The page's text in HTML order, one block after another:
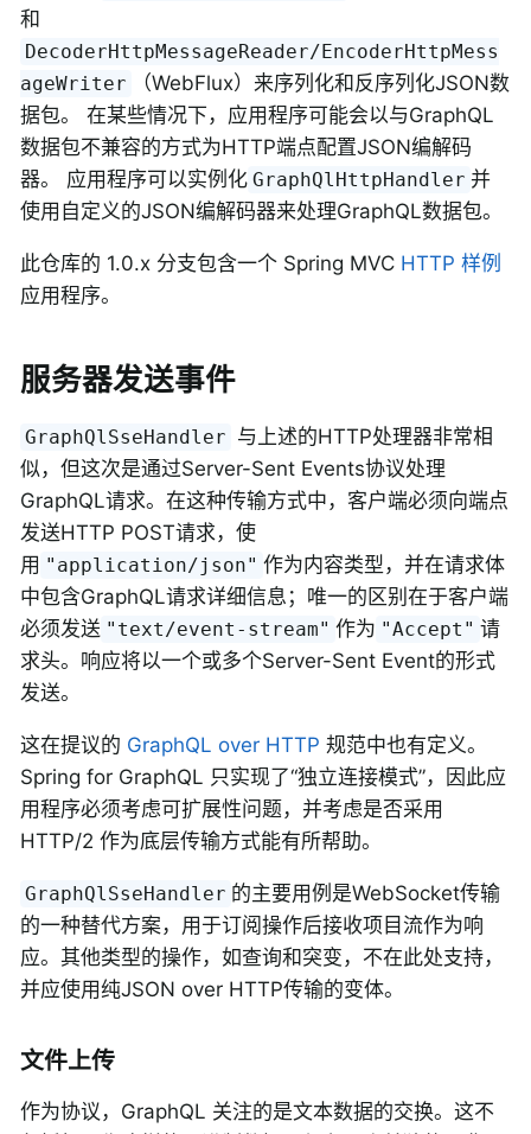
和
DecoderHttpMessageReader/EncoderHttpMess
ageWriter
（WebFlux）来序列化和反序列化JSON数
据包。 在某些情况下，应用程序可能会以与GraphQL
数据包不兼容的方式为HTTP端点配置JSON编解码
器。 应用程序可以实例化 GraphQlHttpHandler 并
使用自定义的JSON编解码器来处理GraphQL数据包。
此仓库的 1.0.x 分支包含一个 Spring MVC HTTP 样例
应用程序。
服务器发送事件
GraphQlSseHandler 与上述的HTTP处理器非常相
似，但这次是通过Server-Sent Events协议处理
GraphQL请求。在这种传输方式中，客户端必须向端点
发送HTTP POST请求，使
用 "application/json" 作为内容类型，并在请求体
中包含GraphQL请求详细信息；唯一的区别在于客户端
必须发送 "text/event-stream" 作为 "Accept" 请
求头。响应将以一个或多个Server-Sent Event的形式
发送。
这在提议的 GraphQL over HTTP 规范中也有定义。
Spring for GraphQL 只实现了“独立连接模式”，因此应
用程序必须考虑可扩展性问题，并考虑是否采用
HTTP/2 作为底层传输方式能有所帮助。
GraphQlSseHandler 的主要用例是WebSocket传输
的一种替代方案，用于订阅操作后接收项目流作为响
应。其他类型的操作，如查询和突变，不在此处支持，
并应使用纯JSON over HTTP传输的变体。
文件上传
作为协议，GraphQL 关注的是文本数据的交换。这不